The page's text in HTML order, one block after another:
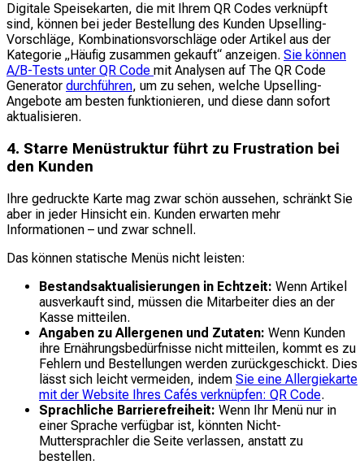
Digitale Speisekarten, die mit Ihrem QR Codes verknüpft
sind, können bei jeder Bestellung des Kunden Upselling-
Vorschläge, Kombinationsvorschläge oder Artikel aus der
Kategorie „Häufig zusammen gekauft“ anzeigen. Sie können
A/B-Tests unter QR Code mit Analysen auf The QR Code
Generator durchführen, um zu sehen, welche Upselling-
Angebote am besten funktionieren, und diese dann sofort
aktualisieren.
4. Starre Menüstruktur führt zu Frustration bei
den Kunden
Ihre gedruckte Karte mag zwar schön aussehen, schränkt Sie
aber in jeder Hinsicht ein. Kunden erwarten mehr
Informationen – und zwar schnell.
Das können statische Menüs nicht leisten:
Bestandsaktualisierungen in Echtzeit: Wenn Artikel
ausverkauft sind, müssen die Mitarbeiter dies an der
Kasse mitteilen.
Angaben zu Allergenen und Zutaten: Wenn Kunden
ihre Ernährungsbedürfnisse nicht mitteilen, kommt es zu
Fehlern und Bestellungen werden zurückgeschickt. Dies
lässt sich leicht vermeiden, indem Sie eine Allergiekarte
mit der Website Ihres Cafés verknüpfen: QR Code.
Sprachliche Barrierefreiheit: Wenn Ihr Menü nur in
einer Sprache verfügbar ist, könnten Nicht-
Muttersprachler die Seite verlassen, anstatt zu
bestellen.